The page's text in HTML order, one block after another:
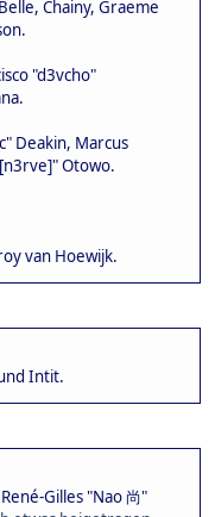
Chainy, Graeme
"d3vcho"
Deakin, Marcus
Otowo.
van Hoewijk.
Intit.
Gilles "Nao 尚"